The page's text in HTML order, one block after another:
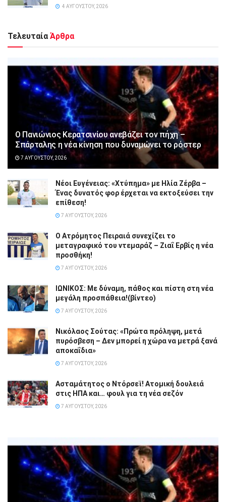
4 ΑΥΓΟΎΣΤΟΥ, 2026
Τελευταία Άρθρα
Ο Πανιώνιος Κερατσινίου ανεβάζει τον πήχη –
Σπάρταλης η νέα κίνηση που δυναμώνει το ρόστερ
7 ΑΥΓΟΎΣΤΟΥ, 2026
Νέοι Ευγένειας: «Χτύπημα» με Ηλία Ζέρβα –
Ένας δυνατός φορ έρχεται να εκτοξεύσει την
επίθεση!
7 ΑΥΓΟΎΣΤΟΥ, 2026
Ο Ατρόμητος Πειραιά συνεχίζει το
μεταγραφικό του ντεμαράζ – Ζιαΐ Ερβίς η νέα
προσθήκη!
7 ΑΥΓΟΎΣΤΟΥ, 2026
ΙΩΝΙΚΟΣ: Με δύναμη, πάθος και πίστη στη νέα
μεγάλη προσπάθεια!(βίντεο)
7 ΑΥΓΟΎΣΤΟΥ, 2026
Νικόλαος Σούτας: «Πρώτα πρόληψη, μετά
πυρόσβεση – Δεν μπορεί η χώρα να μετρά ξανά
αποκαΐδια»
7 ΑΥΓΟΎΣΤΟΥ, 2026
Ασταμάτητος ο Ντόρσεϊ! Ατομική δουλειά
στις ΗΠΑ και… φουλ για τη νέα σεζόν
7 ΑΥΓΟΎΣΤΟΥ, 2026